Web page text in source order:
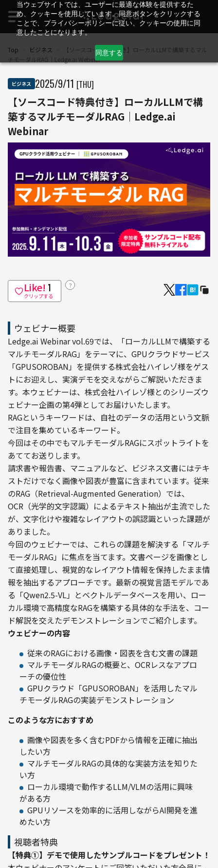
当ウェブサイトでは、ユーザーに最適な体験を提供するた
め、クッキーを使用しています。同意ボタンをクリックする
ことで、プライバシーポリシーに従い、クッキーの使用に同
意したことになります。
同意する
Top ビジネス
【ソースコード特典付き】ローカルLLMで構築するマル
チモーダルRAG｜Ledge.ai Webinar
ビジネス 2025/9/11 [THU]
【ソースコード特典付き】ローカルLLMで構
築するマルチモーダルRAG｜Ledge.ai
Webinar
Like! 1
クリップする
？
ウェビナー概要
Ledge.ai Webinar vol.69では、「ローカルLLMで構築する
マルチモーダルRAG」をテーマに、GPUクラウドサービス
「GPUSOROBAN」を提供する株式会社ハイレゾ様をゲス
トにお迎えし、実演デモを交えながらご解説いただきま
す。本ウェビナーは、株式会社ハイレゾ様とのシリーズウ
ェビナー企画の第4弾としてお届けいたします。
RAGというキーワードは、自社のデータの活用という文脈
で注目を集めているキーワード。
今回はその中でもマルチモーダルRAGにスポットライトを
あててお送りします。
請求書や報告書、マニュアルなど、ビジネス文書にはテキ
ストだけでなく画像や図表が豊富に含まれています。従来
のRAG（Retrieval-Augmented Generation）では、
OCR（光学的文字認識）によるテキスト抽出が主流でした
が、文字化けや複雑なレイアウトの誤認識といった課題が
ありました。
今回のウェビナーでは、これらの課題を解決する「マルチ
モーダルRAG」に焦点を当てます。文書ページを画像とし
て直接処理し、視覚的なレイアウト情報を保持したまま情
報を抽出するアプローチです。最新の視覚言語モデルであ
る「Qwen2.5-VL」とベクトルデータベースを用い、ロー
カル環境で高精度なRAGを構築する具体的な手法を、コー
ド解説を交えたデモンストレーションでご紹介します。
ウェビナーの内容
従来のRAGにおける画像・図表を含む文書の課題
マルチモーダルRAGの概要と、OCRレスなアプロ
ーチの優位性
GPUクラウド「GPUSOROBAN」を活用したマル
チモーダルRAGの実装デモンストレーション
このような方におすすめ
画像や図表を多く含むPDFから情報を正確に抽出
したい方
マルチモーダルRAGの具体的な実装方法を知りた
い方
ローカル環境で動作するLLM/VLMの活用に興味
がある方
GPUリソースを効率的に活用しながらAI開発を進
めたい方
視聴者特典
【特典①】デモで使用したサンプルコードをプレゼント！